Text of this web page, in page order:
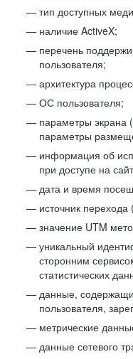
тип доступных
наличие ActiveX;
перечень
пользователя;
архитектура
ОС пользователя;
параметры экрана
параметры
информация об
при доступе на
дата и время
источник перехода
значение UTM
уникальный
сторонним
статистических
данные,
пользователя,
метрические
данные сетевого